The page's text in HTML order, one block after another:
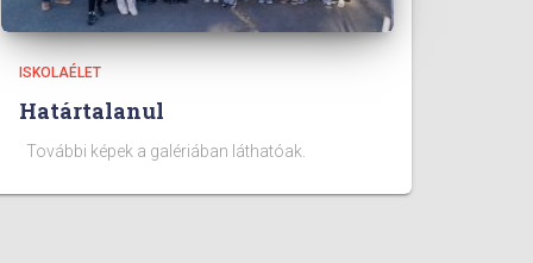
ISKOLAÉLET
Határtalanul
További képek a galériában láthatóak.